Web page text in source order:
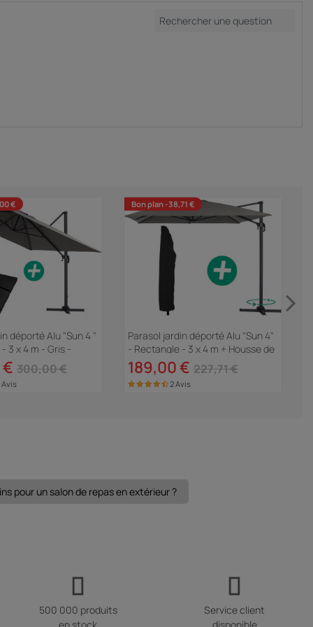
€
déporté Alu "Sun 4 "
3 x 4 m - Gris -
incluses
300,00 €
Avis
Bon plan -38,71 €
Parasol jardin déporté Alu "Sun 4"
- Rectangle - 3 x 4 m + Housse de
protection - Gris
189,00 € 227,71 €
2 Avis
pour un salon de repas en extérieur ?
500 000 produits
Service client